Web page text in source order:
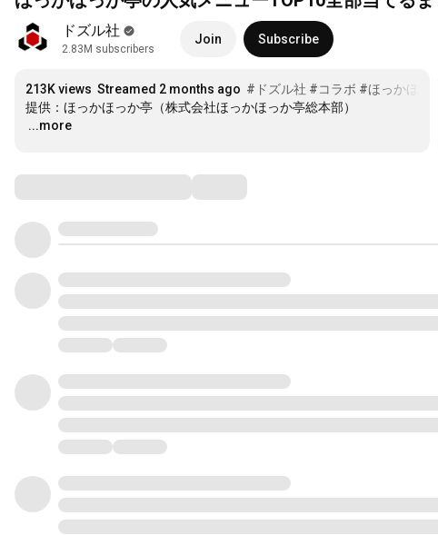
ドズル社
2.83M subscribers
Join Subscribe
213K views Streamed 2 months ago #ドズル社 #コラボ #ほっかほっ
…
...more